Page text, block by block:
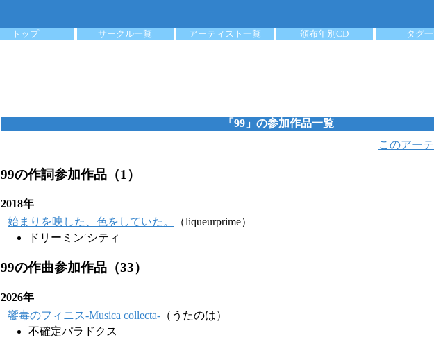
トップ サークル一覧 アーティスト一覧 頒布年別CD タグ
「99」の参加作品一覧
このアー
99の作詞参加作品（1）
2018年
始まりを映した、色をしていた。
（liqueurprime）
ドリーミン′シティ
99の作曲参加作品（33）
2026年
饗毒のフィニス-Musica collecta- （うたのは）
不確定パラドクス